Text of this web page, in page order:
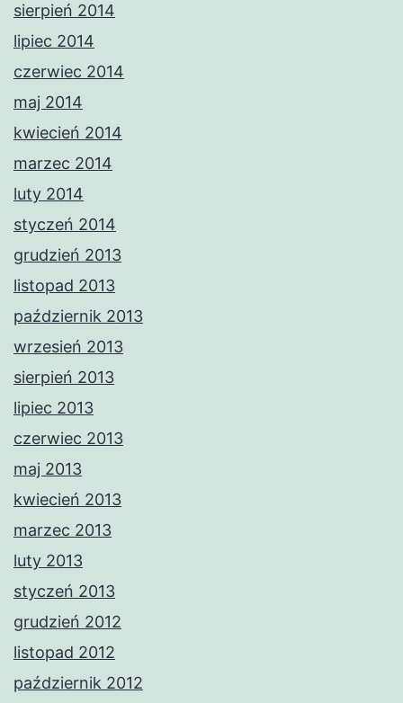
sierpień 2014
lipiec 2014
czerwiec 2014
maj 2014
kwiecień 2014
marzec 2014
luty 2014
styczeń 2014
grudzień 2013
listopad 2013
październik 2013
wrzesień 2013
sierpień 2013
lipiec 2013
czerwiec 2013
maj 2013
kwiecień 2013
marzec 2013
luty 2013
styczeń 2013
grudzień 2012
listopad 2012
październik 2012